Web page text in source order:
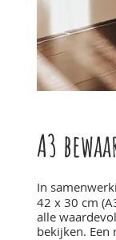
A3
In
42 x 30 cm
alle
bekijken.